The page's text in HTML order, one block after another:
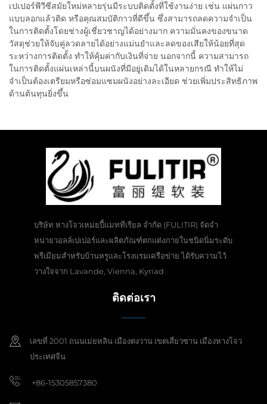
เปเปอร์พีวีซีสมัยใหม่หลายรุ่นมีระบบติดตั้งที่ใช้งานง่าย เช่น แผ่นกาว
แบบลอกแล้วติด หรือคุณสมบัติกาวที่ดีขึ้น ซึ่งสามารถลดความจำเป็น
ในการติดตั้งโดยช่างผู้เชี่ยวชาญได้อย่างมาก ความมั่นคงของขนาด
วัสดุช่วยให้จับคู่ลวดลายได้อย่างแม่นยำและลดของเสียให้น้อยที่สุด
ระหว่างการติดตั้ง ทำให้คุ้มค่ากับเงินที่จ่าย นอกจากนี้ ความสามารถ
ในการติดตั้งแผ่นเหล่านี้บนผนังที่มีอยู่เดิมได้ในหลายกรณี ทำให้ไม่
จำเป็นต้องเตรียมหรือซ่อมแซมผนังอย่างละเอียด ช่วยเพิ่มประสิทธิภาพ
ด้านต้นทุนยิ่งขึ้น
บริษัท หางโจวเหม่ยปี้แมททีเรียล จำกัด (FULITIR) จัดจำ
หน่ายวอลล์เปเปอร์และผลิตภัณฑ์ตกแต่งภายในชนิดนิ่มระดับ
พรีเมียมสำหรับบ้านหรูและโรงแรมเครือข่าย ได้รับความไว้
วางใจจาก Lavande, Vienna, Kyriad
ติดต่อเรา
เลขที่ 2001 ถนนเม่ยหลิน เมืองตงวาน เขตเสี่ยวซาน เมืองหางโจว
ประเทศจีน
+86-15305857380